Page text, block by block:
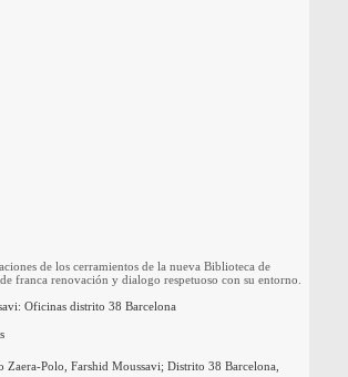
de los cerramientos de la nueva Biblioteca de
franca renovación y dialogo respetuoso con su entorno.
Oficinas distrito 38 Barcelona